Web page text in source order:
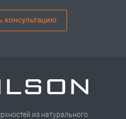
консультацию
из натурального